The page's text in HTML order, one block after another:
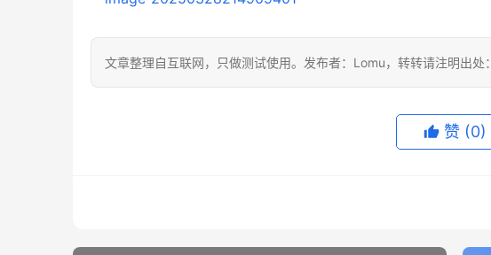
文章整理自互联网，只做测试使用。发布者：Lomu，转转请注明出处：
赞 (0)